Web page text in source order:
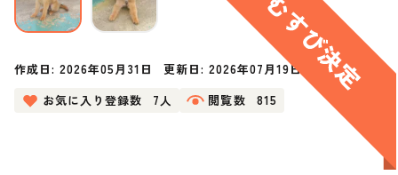
作成日:2026年05月31日 更新日: 2026年07月19日
お気に入り登録数
7人 閲覧数 815